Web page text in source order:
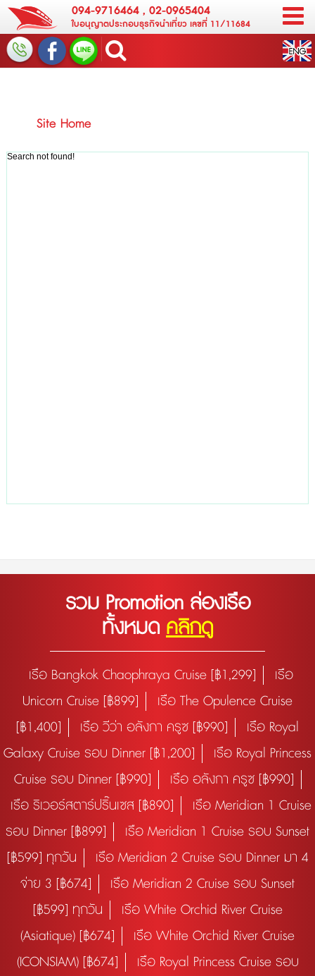
094-9716464, 02-0965404
ใบอนุญาตประกอบธุรกิจนำเที่ยว เลขที่ 11/11684
Site Home
Search not found!
รวม Promotion ล่องเรือ
ทั้งหมด คลิกดู
เรือ Bangkok Chaophraya Cruise [฿1,299]
เรือ
Unicorn Cruise [฿899]
เรือ The Opulence Cruise
[฿1,400]
เรือ วีว่า อลังกา ครูซ [฿990]
เรือ Royal
Galaxy Cruise รอบ Dinner [฿1,200]
เรือ Royal Princess
Cruise รอบ Dinner [฿990]
เรือ อลังกา ครูซ [฿990]
เรือ ริเวอร์สตาร์ปริ๊นเซส [฿890]
เรือ Meridian 1 Cruise
รอบ Dinner [฿899]
เรือ Meridian 1 Cruise รอบ Sunset
[฿599] ทุกวัน
เรือ Meridian 2 Cruise รอบ Dinner มา 4
จ่าย 3 [฿674]
เรือ Meridian 2 Cruise รอบ Sunset
[฿599] ทุกวัน
เรือ White Orchid River Cruise
(Asiatique) [฿674]
เรือ White Orchid River Cruise
(ICONSIAM) [฿674]
เรือ Royal Princess Cruise รอบ